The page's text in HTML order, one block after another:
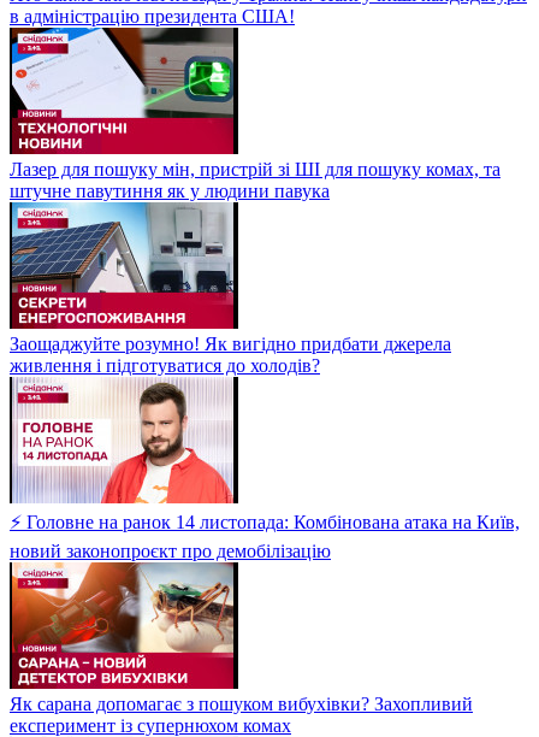
в адміністрацію президента США!
Лазер для пошуку мін, пристрій зі ШІ для пошуку комах, та
штучне павутиння як у людини павука
Заощаджуйте розумно! Як вигідно придбати джерела
живлення і підготуватися до холодів?
⚡ Головне на ранок 14 листопада: Комбінована атака на Київ,
новий законопроєкт про демобілізацію
Як сарана допомагає з пошуком вибухівки? Захопливий
експеримент із супернюхом комах